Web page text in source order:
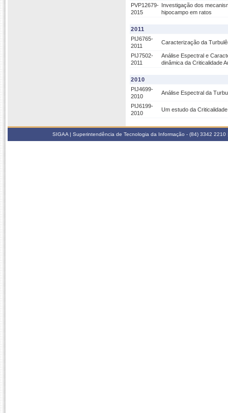
PVP12679-
2015
Investigação dos
hipocampo em ratos
2011
PIJ6765-
2011
Caracterização da
PIJ7502-
2011
Análise Espectral e
dinâmica da Criticalidade
2010
PIJ4699-
2010
Análise Espectral da
PIJ6199-
2010
Um estudo da
SIGAA | Superintendência de Tecnologia da Informação - (84) 3342